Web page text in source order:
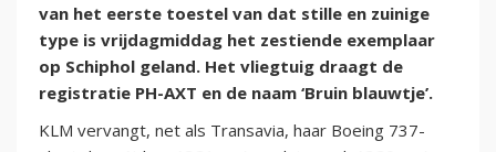
van het eerste toestel van dat stille en zuinige
type is vrijdagmiddag het zestiende exemplaar
op Schiphol geland. Het vliegtuig draagt de
registratie PH-AXT en de naam ‘Bruin blauwtje’.
KLM vervangt, net als Transavia, haar Boeing 737-